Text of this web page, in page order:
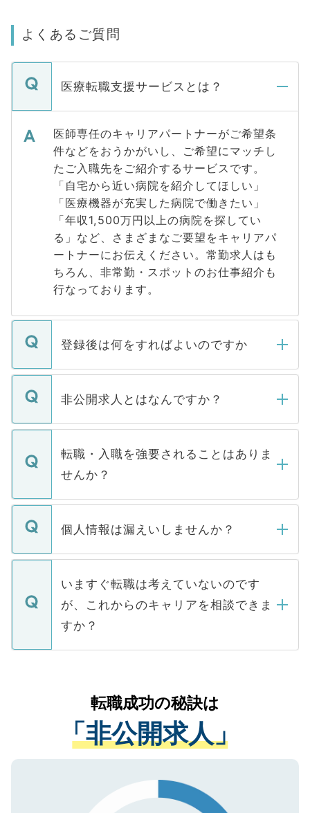
よくあるご質問
医療転職支援サービスとは？
医師専任のキャリアパートナーがご希望条
件などをおうかがいし、ご希望にマッチし
たご入職先をご紹介するサービスです。
「自宅から近い病院を紹介してほしい」
「医療機器が充実した病院で働きたい」
「年収1,500万円以上の病院を探してい
る」など、さまざまなご要望をキャリアパ
ートナーにお伝えください。常勤求人はも
ちろん、非常勤・スポットのお仕事紹介も
行なっております。
登録後は何をすればよいのですか
ご登録いただきましたら、弊社担当者がご
登録内容を確認し、その後メールもしくは
ます。通常、5営業日以内にはご連絡をせて
いただきますので、しばらくお待ちくださ
非公開求人とはなんですか？
マイナビDOCTORで取り扱っている求人の
うち約3割は、Webサイトからご覧いただ
けない「非公開求人」です。非公開求人は
下記の理由によって、一般には公開してい
ません。
■応募殺到を避けるため 人気のある医療機
関を公にしてしまうと、応募が殺到する場
に、医療機関が求める条件に合った人材の
みを人材紹介会社に依頼するケースが増え
ています。
転職・入職を強要されることはありま
せんか？
転職・入職を強要することは一切ありませ
ん。また、仮に応募先から内定をいただい
定を承諾する必要はありません。内定先へ
の辞退の連絡はキャリアパートナーが行い
個人情報は漏えいしませんか？
個人情報が漏えいすることはありませんの
で、ご安心ください。当サイトからの登録
などで収集したご登録者様の個人情報は、
ご本人のキャリアアップおよび転職活動の
支援を目的に使用いたします。お預かりし
ているすべての個人データはご本人の許可
は、個人情報の取り扱いについての厳密な
管理基準を満たした事業者のみに付与され
る、プライバシーマークを取得済みです。
で、機密保持に関してもご安心ください。
いますぐ転職は考えていないのです
が、これからのキャリアを相談できま
すか？
かがいして、現在の医療機関の状況や紹介
経験をまじえながら、適切なアドバイスを
させていただきます。すぐにご転職をされ
ない方には、長期的なサポートが可能です
ので、まずはご登録ください。
転職成功の秘訣は
「非公開求人」